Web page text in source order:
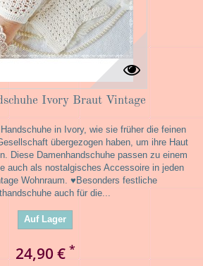
Ivory Braut Vintage
in Ivory, wie sie früher die feinen
übergezogen haben, um ihre Haut
Diese Damenhandschuhe passen zu einem
auch als nostalgisches Accessoire in jeden
Wohnraum. ♥Besonders festliche
auch für die...
Auf Lager
24,90 € *